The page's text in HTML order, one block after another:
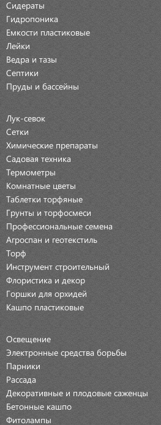
Сидераты
Гидропоника
Емкости пластиковые
Лейки
Ведра и тазы
Септики
Пруды и бассейны
Лук-севок
Сетки
Химические препараты
Садовая техника
Термометры
Комнатные цветы
Таблетки торфяные
Грунты и торфосмеси
Профессиональные семена
Агроспан и геотекстиль
Торф
Инструмент строительный
Флористика и декор
Горшки для орхидей
Кашпо пластиковые
Освещение
Электронные средства борьбы
Парники
Рассада
Декоративные и плодовые саженцы
Бетонные кашпо
Фитолампы